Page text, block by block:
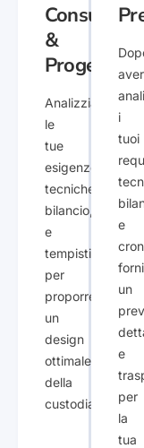
&
Progetto
Analizziamo
le
tue
esigenze
tecniche,
bilancio,
e
tempistica
per
proporre
un
design
ottimale
della
custodia.
aver
i
tuoi
e
un
e
per
la
tua